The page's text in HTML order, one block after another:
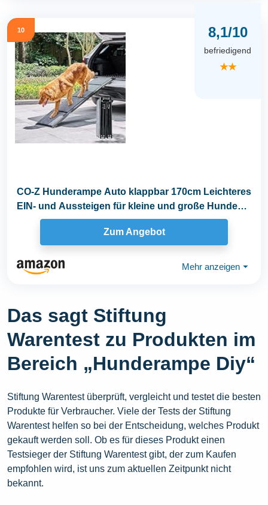
10 8,1/10
befriedigend
★★
CO-Z Hunderampe Auto klappbar 170cm Leichteres
EIN- und Aussteigen für kleine und große Hunde
Zum Angebot
Mehr anzeigen ⏷
Das sagt Stiftung
Warentest zu Produkten im
Bereich „Hunderampe Diy“
Stiftung Warentest überprüft, vergleicht und testet die besten
Produkte für Verbraucher. Viele der Tests der Stiftung
Warentest helfen so bei der Entscheidung, welches Produkt
gekauft werden soll. Ob es für dieses Produkt einen
Testsieger der Stiftung Warentest gibt, der zum Kaufen
empfohlen wird, ist uns zum aktuellen Zeitpunkt nicht
bekannt.